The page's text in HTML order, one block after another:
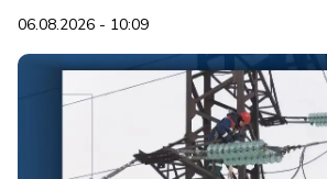
06.08.2026 - 10:09